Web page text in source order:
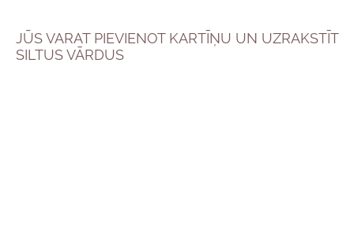
JŪS VARAT PIEVIENOT KARTĪŅU UN UZRAKSTĪT
SILTUS VĀRDUS